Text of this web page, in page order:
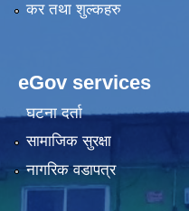
कर तथा शुल्कहरु
eGov services
घटना दर्ता
सामाजिक सुरक्षा
नागरिक वडापत्र